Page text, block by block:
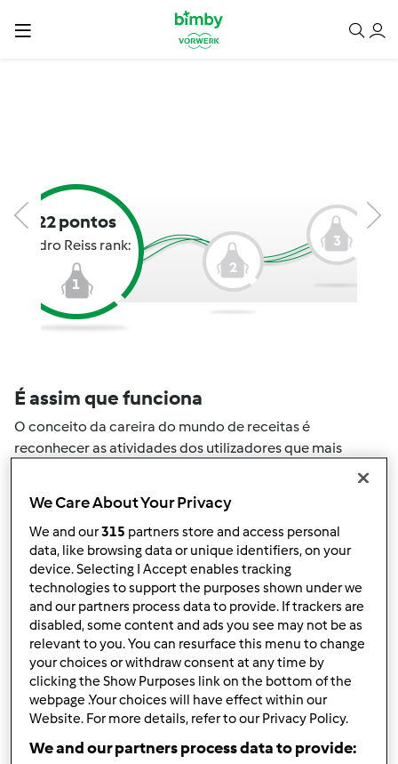
22 pontos
Pedro Reiss rank:
1
2
3
É assim que funciona
O conceito da careira do mundo de receitas é
reconhecer as atividades dos utilizadores que mais
pontos. Ao atingir um certo numero de pontos, atingirá
automaticamente o próximo nivel de pontos.
Como pode colecionar pontos de
actividade
Ao realizar uma das ações descritas abaixo, pode
colecionar pontos. Estes pontos serão adicionados à sua
carreira pessoal do mundo de receitas. Por favor
verifique a níveis de aventais acima e veja quantos
pontos precisa para atingir o próximo nível.
We Care About Your Privacy
We and our315 partners store and access personal
data, like browsing data or unique identifiers, on your
device. Selecting I Accept enables tracking
technologies to support the purposes shown under we
and our partners process data to provide. If trackers are
disabled, some content and ads you see may not be as
relevant to you. You can resurface this menu to change
your choices or withdraw consent at any time by
clicking the Show Purposes link on the bottom of the
webpage .Your choices will have effect within our
Website. For more details, refer to our Privacy Policy.
We and our partners process data to provide: